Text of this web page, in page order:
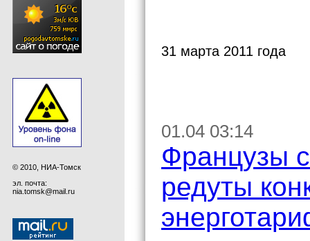
© 2010, НИА-Томск
эл. почта:
nia.tomsk@mail.ru
31 марта 2011 года
01.04 03:14
Французы
редуты